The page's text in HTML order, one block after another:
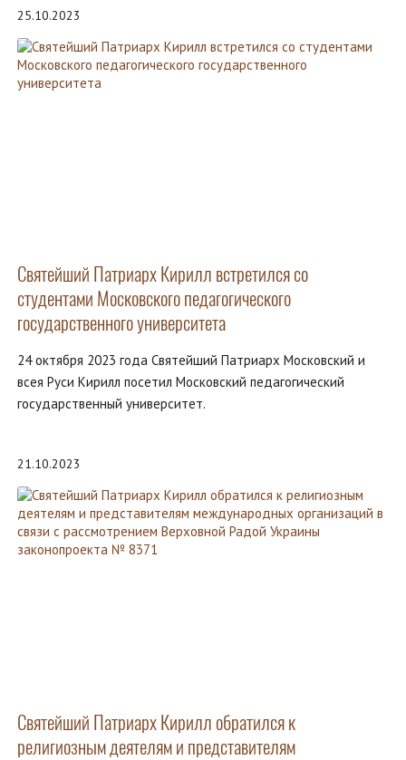
25.10.2023
Святейший Патриарх Кирилл встретился со
студентами Московского педагогического
государственного университета
24 октября 2023 года Святейший Патриарх Московский и
всея Руси Кирилл посетил Московский педагогический
государственный университет.
21.10.2023
Святейший Патриарх Кирилл обратился к
религиозным деятелям и представителям